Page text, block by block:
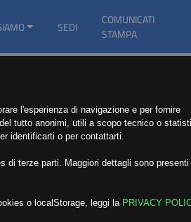
SEDI
COMUNICATI
STAMPA
l'esperienza di navigazione e per fornire
tutto anonimi, utili a scopo tecnico o
identificarti o per contattarti.
di terze parti. Maggiori dettagli sono
o localStorage, leggi la PRIVACY